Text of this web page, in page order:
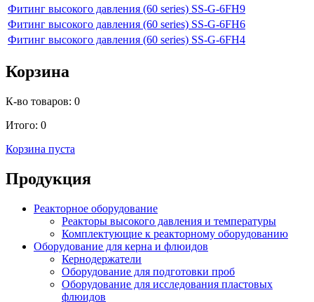
Фитинг высокого давления (60 series) SS-G-6FH9
Фитинг высокого давления (60 series) SS-G-6FH6
Фитинг высокого давления (60 series) SS-G-6FH4
Корзина
К-во товаров: 0
Итого: 0
Корзина пуста
Продукция
Реакторное оборудование
Реакторы высокого давления и температуры
Комплектующие к реакторному оборудованию
Оборудование для керна и флюидов
Кернодержатели
Оборудование для подготовки проб
Оборудование для исследования пластовых
флюидов